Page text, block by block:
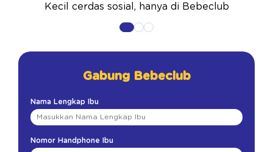
Kecil cerdas sosial, hanya di Bebeclub
Gabung Bebeclub
Nama Lengkap Ibu
Nomor Handphone Ibu